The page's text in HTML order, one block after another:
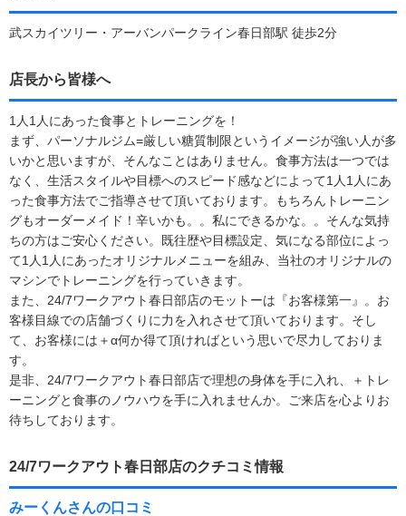
武スカイツリー・アーバンパークライン春日部駅 徒歩2分
店長から皆様へ
1人1人にあった食事とトレーニングを！
まず、パーソナルジム=厳しい糖質制限というイメージが強い人が多
いかと思いますが、そんなことはありません。食事方法は一つでは
なく、生活スタイルや目標へのスピード感などによって1人1人にあ
った食事方法でご指導させて頂いております。もちろんトレーニン
グもオーダーメイド！辛いかも。。私にできるかな。。そんな気持
ちの方はご安心ください。既往歴や目標設定、気になる部位によっ
て1人1人にあったオリジナルメニューを組み、当社のオリジナルの
マシンでトレーニングを行っていきます。
また、24/7ワークアウト春日部店のモットーは『お客様第一』。お
客様目線での店舗づくりに力を入れさせて頂いております。そし
て、お客様には＋α何か得て頂ければという思いで尽力しておりま
す。
是非、24/7ワークアウト春日部店で理想の身体を手に入れ、＋トレ
ーニングと食事のノウハウを手に入れませんか。ご来店を心よりお
待ちしております。
24/7ワークアウト春日部店のクチコミ情報
みーくんさんの口コミ